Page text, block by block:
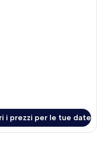
i prezzi per le tue date